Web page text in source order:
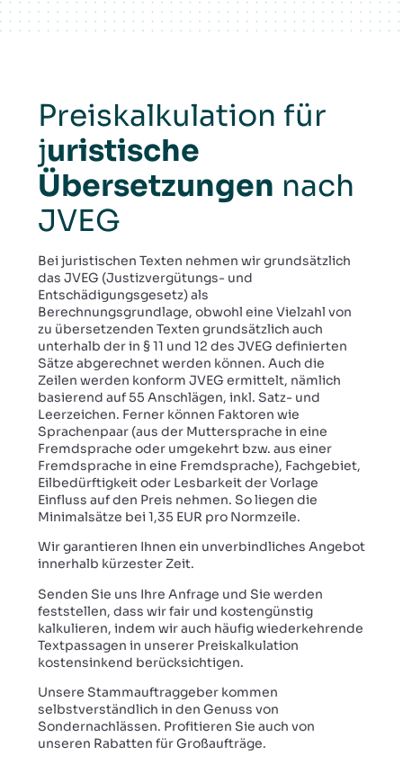
Preiskalkulation für
juristische
Übersetzungen nach
JVEG
Bei juristischen Texten nehmen wir grundsätzlich
das JVEG (Justizvergütungs- und
Entschädigungsgesetz) als
Berechnungsgrundlage, obwohl eine Vielzahl von
zu übersetzenden Texten grundsätzlich auch
unterhalb der in § 11 und 12 des JVEG definierten
Sätze abgerechnet werden können. Auch die
Zeilen werden konform JVEG ermittelt, nämlich
basierend auf 55 Anschlägen, inkl. Satz- und
Leerzeichen. Ferner können Faktoren wie
Sprachenpaar (aus der Muttersprache in eine
Fremdsprache oder umgekehrt bzw. aus einer
Fremdsprache in eine Fremdsprache), Fachgebiet,
Eilbedürftigkeit oder Lesbarkeit der Vorlage
Einfluss auf den Preis nehmen. So liegen die
Minimalsätze bei 1,35 EUR pro Normzeile.
Wir garantieren Ihnen ein unverbindliches Angebot
innerhalb kürzester Zeit.
Senden Sie uns Ihre Anfrage und Sie werden
feststellen, dass wir fair und kostengünstig
kalkulieren, indem wir auch häufig wiederkehrende
Textpassagen in unserer Preiskalkulation
kostensinkend berücksichtigen.
Unsere Stammauftraggeber kommen
selbstverständlich in den Genuss von
Sondernachlässen. Profitieren Sie auch von
unseren Rabatten für Großaufträge.